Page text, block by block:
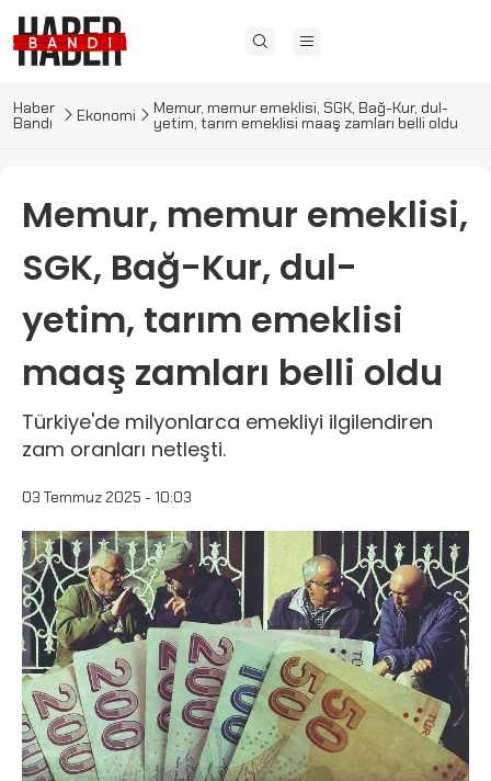
Haber
Bandı Ekonomi Memur, memur emeklisi, SGK, Bağ-Kur, dul-
yetim, tarım emeklisi maaş zamları belli oldu
Memur, memur emeklisi,
SGK, Bağ-Kur, dul-
yetim, tarım emeklisi
maaş zamları belli oldu
Türkiye'de milyonlarca emekliyi ilgilendiren
zam oranları netleşti.
03 Temmuz 2025 - 10:03